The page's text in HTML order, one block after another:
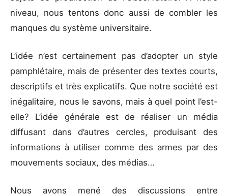
niveau, nous tentons donc aussi de combler les
manques du système universitaire.
L’idée n’est certainement pas d’adopter un style
pamphlétaire, mais de présenter des textes courts,
descriptifs et très explicatifs. Que notre société est
inégalitaire, nous le savons, mais à quel point l’est-
elle? L’idée générale est de réaliser un média
diffusant dans d’autres cercles, produisant des
informations à utiliser comme des armes par des
mouvements sociaux, des médias…
Nous avons mené des discussions entre